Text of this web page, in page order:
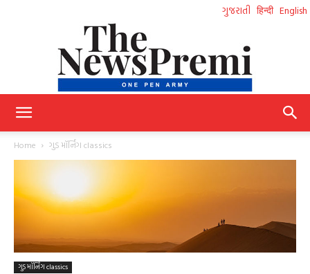
ગુજરાતી हिन्दी English
Home ગુડ મૉર્નિંગ classics
ગુડ મૉર્નિંગ classics